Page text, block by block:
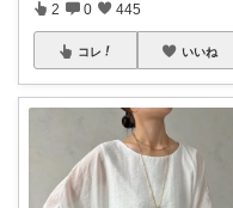
2 0 445
コレ いいね